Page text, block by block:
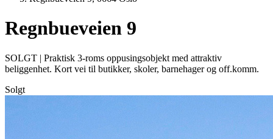
Regnbueveien 9
SOLGT | Praktisk 3-roms oppusingsobjekt med attraktiv
beliggenhet. Kort vei til butikker, skoler, barnehager og off.komm.
Solgt